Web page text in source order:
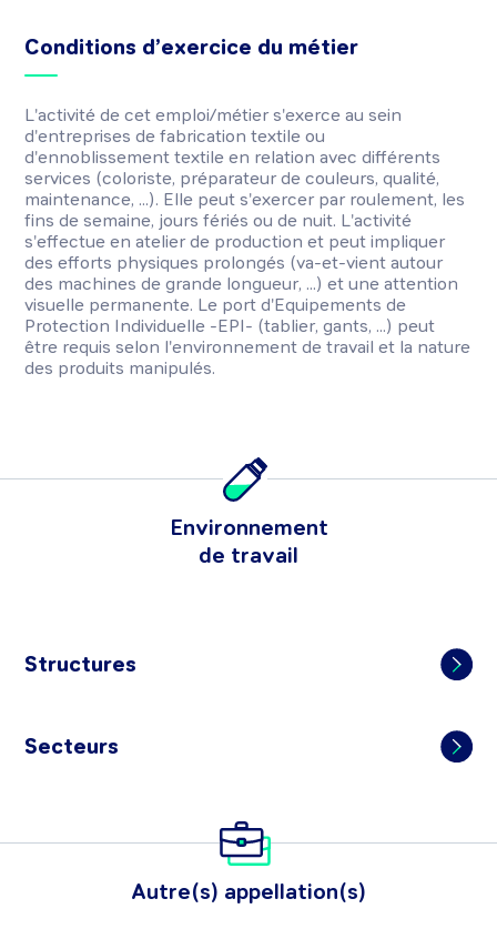
Conditions d’exercice du métier
L'activité de cet emploi/métier s'exerce au sein
d'entreprises de fabrication textile ou
d'ennoblissement textile en relation avec différents
services (coloriste, préparateur de couleurs, qualité,
maintenance, ...). Elle peut s'exercer par roulement, les
fins de semaine, jours fériés ou de nuit. L'activité
s'effectue en atelier de production et peut impliquer
des efforts physiques prolongés (va-et-vient autour
des machines de grande longueur, ...) et une attention
visuelle permanente. Le port d'Equipements de
Protection Individuelle -EPI- (tablier, gants, ...) peut
être requis selon l'environnement de travail et la nature
des produits manipulés.
Environnement
de travail
Structures
Secteurs
Autre(s) appellation(s)